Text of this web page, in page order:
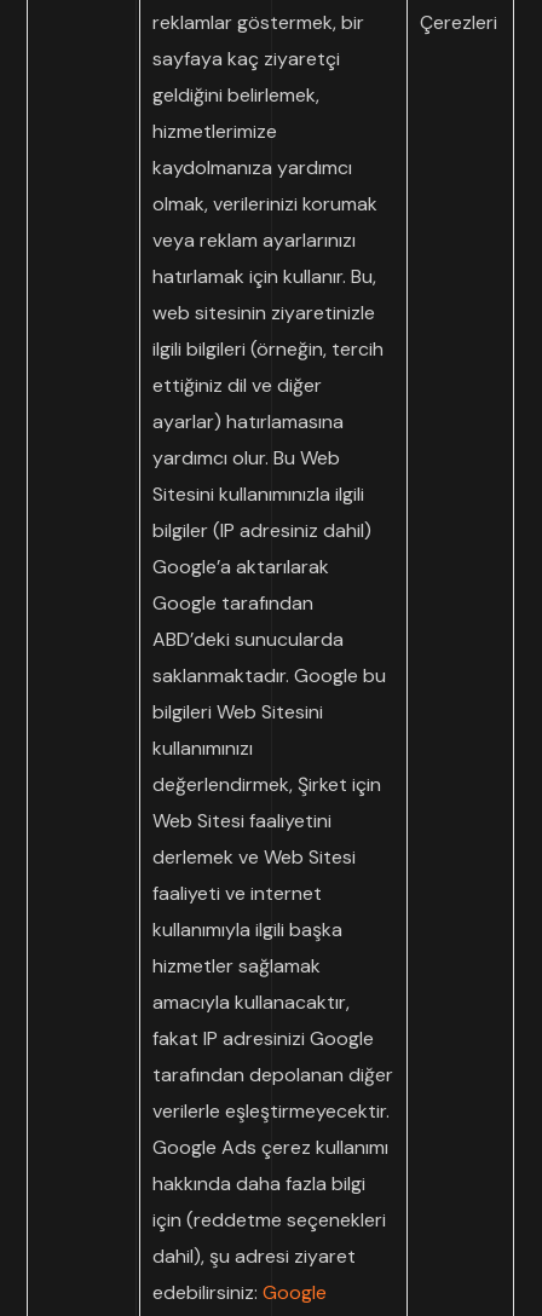
reklamlar göstermek, bir
sayfaya kaç ziyaretçi
geldiğini belirlemek,
hizmetlerimize
kaydolmanıza yardımcı
olmak, verilerinizi korumak
veya reklam ayarlarınızı
hatırlamak için kullanır. Bu,
web sitesinin ziyaretinizle
ilgili bilgileri (örneğin, tercih
ettiğiniz dil ve diğer
ayarlar) hatırlamasına
yardımcı olur. Bu Web
Sitesini kullanımınızla ilgili
bilgiler (IP adresiniz dahil)
Google’a aktarılarak
Google tarafından
ABD’deki sunucularda
saklanmaktadır. Google bu
bilgileri Web Sitesini
kullanımınızı
değerlendirmek, Şirket için
Web Sitesi faaliyetini
derlemek ve Web Sitesi
faaliyeti ve internet
kullanımıyla ilgili başka
hizmetler sağlamak
amacıyla kullanacaktır,
fakat IP adresinizi Google
tarafından depolanan diğer
verilerle eşleştirmeyecektir.
Google Ads çerez kullanımı
hakkında daha fazla bilgi
için (reddetme seçenekleri
dahil), şu adresi ziyaret
edebilirsiniz:Google
Çerezleri